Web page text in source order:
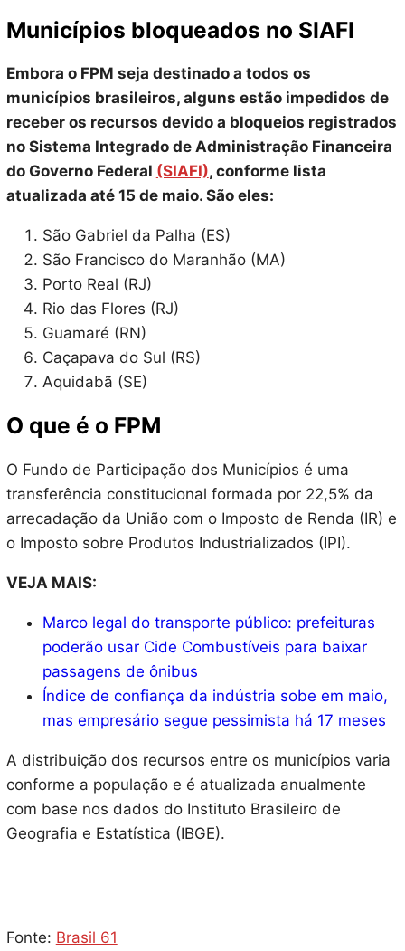
Municípios bloqueados no SIAFI
Embora o FPM seja destinado a todos os
municípios brasileiros, alguns estão impedidos de
receber os recursos devido a bloqueios registrados
no Sistema Integrado de Administração Financeira
do Governo Federal (SIAFI), conforme lista
atualizada até 15 de maio. São eles:
São Gabriel da Palha (ES)
São Francisco do Maranhão (MA)
Porto Real (RJ)
Rio das Flores (RJ)
Guamaré (RN)
Caçapava do Sul (RS)
Aquidabã (SE)
O que é o FPM
O Fundo de Participação dos Municípios é uma
transferência constitucional formada por 22,5% da
arrecadação da União com o Imposto de Renda (IR) e
o Imposto sobre Produtos Industrializados (IPI).
VEJA MAIS:
Marco legal do transporte público: prefeituras
poderão usar Cide Combustíveis para baixar
passagens de ônibus
Índice de confiança da indústria sobe em maio,
mas empresário segue pessimista há 17 meses
A distribuição dos recursos entre os municípios varia
conforme a população e é atualizada anualmente
com base nos dados do Instituto Brasileiro de
Geografia e Estatística (IBGE).
Fonte: Brasil 61